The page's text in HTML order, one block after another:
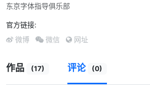
东京字体指导俱乐部
官方链接:
微博 微信 网址
作品 (17) 评论 (0)